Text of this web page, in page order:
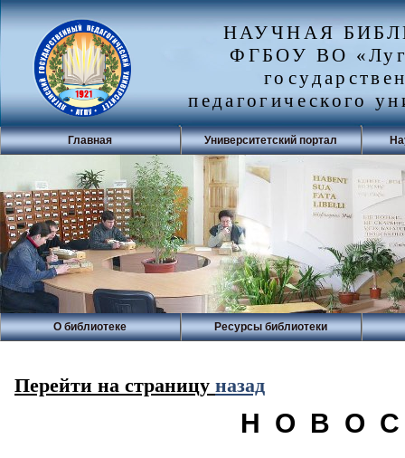
НАУЧНАЯ
ФГБОУ ВО
педагогического
Главная Университетский портал
О библиотеке Ресурсы библиотеки
Перейти на страницу назад
Н О В О